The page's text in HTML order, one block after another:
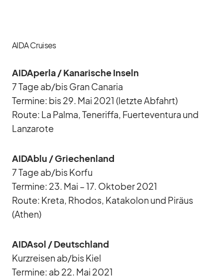
AIDA Cruises
AID­A­perla /​ Ka­na­ri­sche In­seln
7 Tage ab/​bis Gran Ca­na­ria
Ter­mine: bis 29. Mai 2021 (letzte Ab­fahrt)
Route: La Palma, Te­ne­riffa, Fuer­te­ven­tura und
Lan­za­rote
AI­D­A­blu /​ Grie­chen­land
7 Tage ab/​bis Korfu
Ter­mine: 23. Mai – 17. Ok­to­ber 2021
Route: Kreta, Rho­dos, Ka­ta­ko­lon und Pi­räus
(Athen)
AI­DA­sol /​ Deutsch­land
Kurz­rei­sen ab/​bis Kiel
Ter­mine: ab 22. Mai 2021